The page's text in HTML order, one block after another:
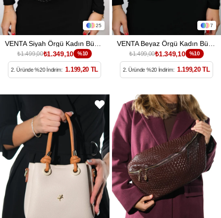
25
₺1.499,00₺1.349,10 %10
2. Üründe %20 İndirim: 1.199,20 TL
7
₺1.499,00₺1.349,10 %10
2. Üründe %20 İndirim: 1.199,20 TL